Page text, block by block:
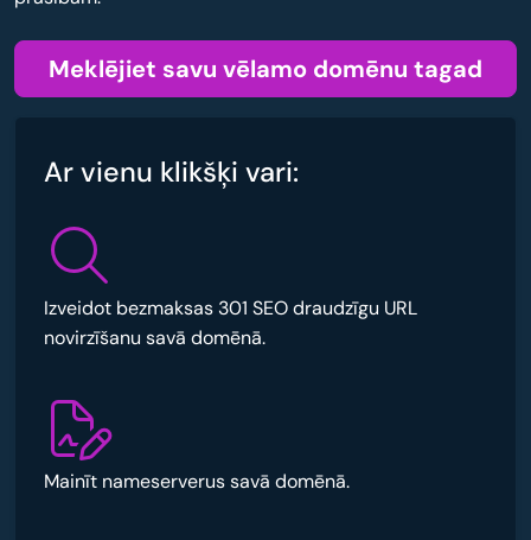
Meklējiet savu vēlamo domēnu tagad
Ar vienu klikšķi vari:
Izveidot bezmaksas 301 SEO draudzīgu URL
novirzīšanu savā domēnā.
Mainīt nameserverus savā domēnā.